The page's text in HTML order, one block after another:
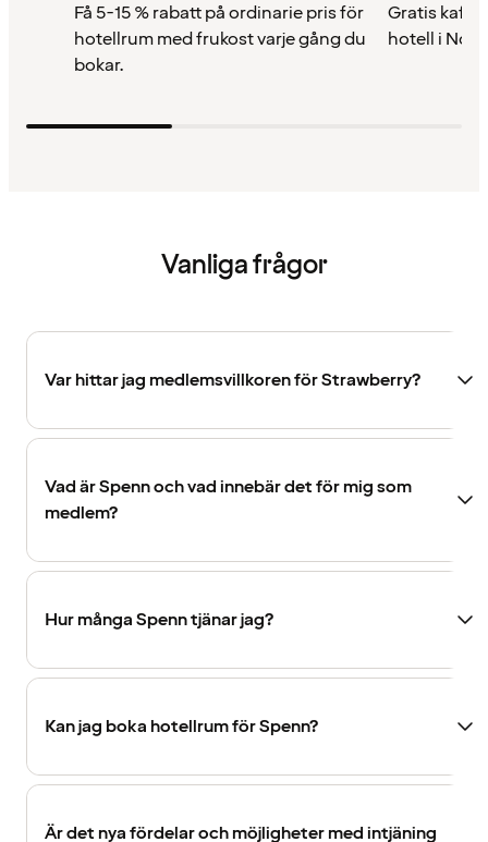
Få 5-15 % rabatt på ordinarie pris för
hotellrum med frukost varje gång du
bokar.
Gratis kaffe
hotell i
Vanliga frågor
Var hittar jag medlemsvillkoren för Strawberry?
Vad är Spenn och vad innebär det för mig som
medlem?
Hur många Spenn tjänar jag?
Kan jag boka hotellrum för Spenn?
Är det nya fördelar och möjligheter med intjäning